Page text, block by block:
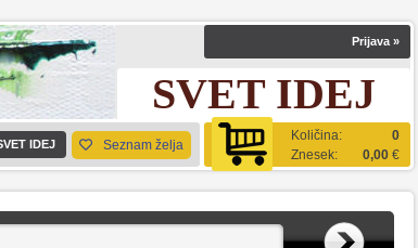
Prijava »
SVET IDEJ
Količina:
0
Znesek:
0,00 €
IDEJ Seznam želja